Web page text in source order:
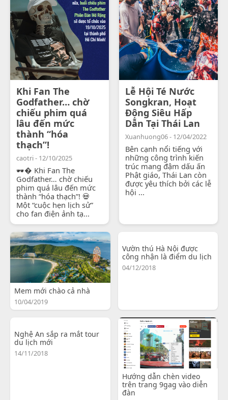
Khi Fan The
Godfather… chờ
chiếu phim quá
lâu đến mức
thành “hóa
thạch”!
caotri - 12/10/2025
🕶� Khi Fan The
Godfather… chờ chiếu
phim quá lâu đến mức
thành “hóa thạch”! 💀
Một “cuộc hẹn lịch sử”
cho fan điện ảnh tạ...
Lễ Hội Té Nước
Songkran, Hoạt
Động Siêu Hấp
Dẫn Tại Thái Lan
Xuanhuong06 - 12/04/2022
Bên cạnh nổi tiếng với
những công trình kiến
trúc mang đậm dấu ấn
Phật giáo, Thái Lan còn
được yêu thích bởi các lễ
hội ...
Mem mới chào cả nhà
10/04/2019
Vườn thú Hà Nội được
công nhận là điểm du lịch
04/12/2018
Nghệ An sắp ra mắt tour
du lịch mới
14/11/2018
Hướng dẫn chèn video
trên trang 9gag vào diễn
đàn